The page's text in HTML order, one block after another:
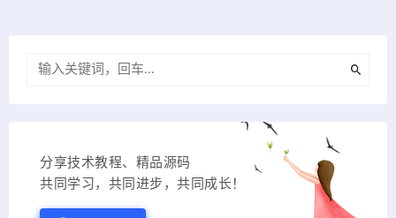
分享技术教程、精品源码
共同学习，共同进步，共同成长！